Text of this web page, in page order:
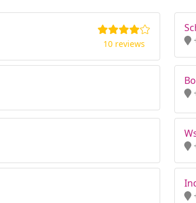
10 reviews